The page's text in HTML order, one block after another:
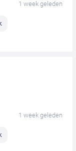
1 week geleden
1 week geleden